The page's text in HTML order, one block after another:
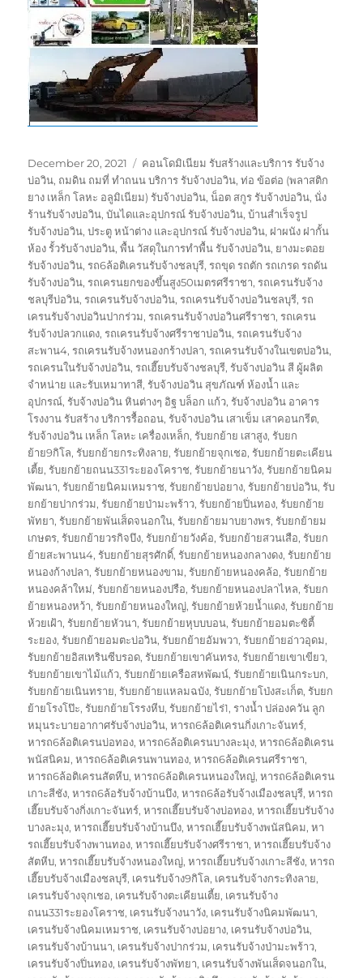
Posted
on
December 20, 2021 Tags
คอนโดมิเนียม รับสร้างและบริการ รับจ้าง
บ่อวิน, ถมดิน ถมที่ ทำถนน บริการ รับจ้างบ่อวิน,ท่อ ข้อต่อ (พลาสติก
ยาง เหล็ก โลหะ อลูมิเนียม) รับจ้างบ่อวิน,น็อต สกูร รับจ้างบ่อวิน,นั่ง
ร้านรับจ้างบ่อวิน,บันไดและอุปกรณ์ รับจ้างบ่อวิน,บ้านสำเร็จรูป
รับจ้างบ่อวิน,ประตู หน้าต่าง และอุปกรณ์ รับจ้างบ่อวิน, ฝาผนัง ฝากั้น
ห้อง รั้วรับจ้างบ่อวิน,พื้น วัสดุในการทำพื้น รับจ้างบ่อวิน, ยางมะตอย
รับจ้างบ่อวิน,รถ6ล้อติเครนรับจ้างชลบุรี,รถขุด รถตัก รถเกรด รถดัน
รับจ้างบ่อวิน,รถเครนยกของขึ้นสูง50เมตรศรีราชา,รถเครนรับจ้าง
ชลบุรีบ่อวิน,รถเครนรับจ้างบ่อวิน,รถเครนรับจ้างบ่อวินชลบุรี,รถ
เครนรับจ้างบ่อวินปากร่วม,รถเครนรับจ้างบ่อวินศรีราชา,รถเครน
รับจ้างปลวกแดง,รถเครนรับจ้างศรีราชาบ่อวิน,รถเครนรับจ้าง
สะพาน4,รถเครนรับจ้างหนองกร้างปลา,รถเครนรับจ้างในเขตบ่อวิน,
รถเครนในรับจ้างบ่อวิน,รถเฮี๊ยบรับจ้างชลบุรี,รับจ้างบ่อวิน สี ผู้ผลิต
จำหน่าย และรับเหมาทาสี,รับจ้างบ่อวิน สุขภัณฑ์ ห้องน้ำ และ
อุปกรณ์,รับจ้างบ่อวิน หินต่างๆ อิฐ บล็อก แก้ว,รับจ้างบ่อวิน อาคาร
โรงงาน รับสร้าง บริการรื้อถอน,รับจ้างบ่อวิน เสาเข็ม เสาคอนกรีต,
รับจ้างบ่อวิน เหล็ก โลหะ เครื่องเหล็ก,รับยกย้าย เสาสูง,รับยก
ย้าย9กิโล,รับยกย้ายกระทิงลาย,รับยกย้ายจุกเชอ,รับยกย้ายตะเคียน
เตี้ย,รับยกย้ายถนน331ระยองโคราช,รับยกย้ายนาวัง,รับยกย้ายนิคม
พัฒนา,รับยกย้ายนิคมเหมราช,รับยกย้ายบ่อยาง,รับยกย้ายบ่อวิน,รับ
ยกย้ายปากร่วม,รับยกย้ายป่ามะพร้าว,รับยกย้ายปิ่นทอง,รับยกย้าย
พัทยา,รับยกย้ายพันเส็ดจนอกใน,รับยกย้ายมาบยางพร,รับยกย้ายม
เกษตร,รับยกย้ายวรกิจบึง,รับยกย้ายวังค้อ,รับยกย้ายสวนเสือ,รับยก
ย้ายสะพานน4,รับยกย้ายสุรศักดิ์,รับยกย้ายหนองกลางดง,รับยกย้าย
หนองก้างปลา,รับยกย้ายหนองขาม,รับยกย้ายหนองคล้อ,รับยกย้าย
หนองคล้าใหม่,รับยกย้ายหนองปรือ,รับยกย้ายหนองปลาไหล,รับยก
ย้ายหนองหว้า,รับยกย้ายหนองใหญ่,รับยกย้ายห้วยน้ำแดง,รับยกย้าย
ห้วยเฝ้า,รับยกย้ายหัวนา,รับยกย้ายหุบบบอน,รับยกย้ายอมตะซิตี้
ระยอง,รับยกย้ายอมตะบ่อวิน,รับยกย้ายอัมพวา,รับยกย้ายอ่าวอุดม,
รับยกย้ายอิสเทรินซีบรอด,รับยกย้ายเขาคันทรง,รับยกย้ายเขาเขียว,
รับยกย้ายเขาไม้แก้ว,รับยกย้ายเครือสหพัฒน์,รับยกย้ายเนินกระบก,
รับยกย้ายเนินทราย,รับยกย้ายแหลมฉบัง,รับยกย้ายโป่งสะเก็ต,รับยก
ย้ายโรงโป๊ะ,รับยกย้ายโรรงหีบ,รับยกย้ายไร่1,รางน้ำ ปล่องควัน ลูก
หมุนระบายอากาศรับจ้างบ่อวิน,หารถ6ล้อติเครนกิ่งเกาะจันทร์,
หารถ6ล้อติเครนบ่อทอง,หารถ6ล้อติเครนบางละมุง,หารถ6ล้อติเครน
พนัสนิคม,หารถ6ล้อติเครนพานทอง,หารถ6ล้อติเครนศรีราชา,
หารถ6ล้อติเครนสัตหีบ,หารถ6ล้อติเครนหนองใหญ่,หารถ6ล้อติเครน
เกาะสีชัง,หารถ6ล้อรับจ้างบ้านบึง,หารถ6ล้อรับจ้างเมืองชลบุรี,หารถ
เฮี๊ยบรับจ้างกิ่งเกาะจันทร์,หารถเฮี๊ยบรับจ้างบ่อทอง,หารถเฮี๊ยบรับจ้าง
บางละมุง,หารถเฮี๊ยบรับจ้างบ้านบึง,หารถเฮี๊ยบรับจ้างพนัสนิคม,หา
รถเฮี๊ยบรับจ้างพานทอง,หารถเฮี๊ยบรับจ้างศรีราชา,หารถเฮี๊ยบรับจ้าง
สัตหีบ,หารถเฮี๊ยบรับจ้างหนองใหญ่,หารถเฮี๊ยบรับจ้างเกาะสีชัง,หารถ
เฮี๊ยบรับจ้างเมืองชลบุรี, เครนรับจ้าง9กิโล, เครนรับจ้างกระทิงลาย,
เครนรับจ้างจุกเชอ, เครนรับจ้างตะเคียนเตี้ย, เครนรับจ้าง
ถนน331ระยองโคราช, เครนรับจ้างนาวัง, เครนรับจ้างนิคมพัฒนา,
เครนรับจ้างนิคมเหมราช, เครนรับจ้างบ่อยาง, เครนรับจ้างบ่อวิน,
เครนรับจ้างบ้านนา, เครนรับจ้างปากร่วม, เครนรับจ้างป่ามะพร้าว,
เครนรับจ้างปิ่นทอง, เครนรับจ้างพัทยา, เครนรับจ้างพันเส็ดจนอกใน,